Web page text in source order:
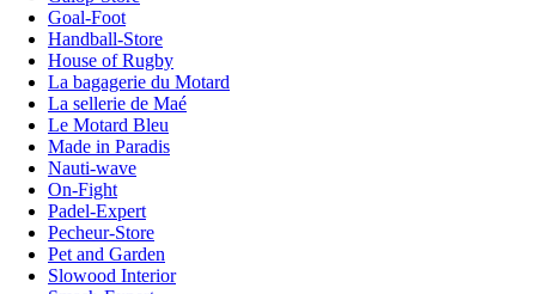
Goal-Foot
Handball-Store
House of Rugby
La bagagerie du Motard
La sellerie de Maé
Le Motard Bleu
Made in Paradis
Nauti-wave
On-Fight
Padel-Expert
Pecheur-Store
Pet and Garden
Slowood Interior